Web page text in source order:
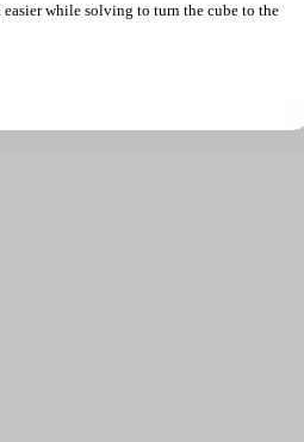
while solving to turn the cube to the